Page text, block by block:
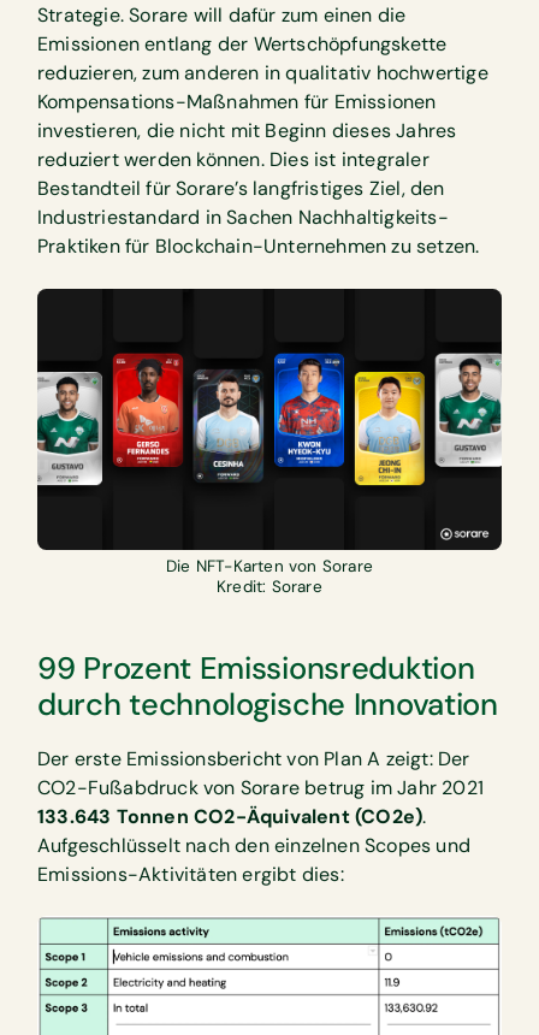
Strategie. Sorare will dafür zum einen die
Emissionen entlang der Wertschöpfungskette
reduzieren, zum anderen in qualitativ hochwertige
Kompensations-Maßnahmen für Emissionen
investieren, die nicht mit Beginn dieses Jahres
reduziert werden können. Dies ist integraler
Bestandteil für Sorare’s langfristiges Ziel, den
Industriestandard in Sachen Nachhaltigkeits-
Praktiken für Blockchain-Unternehmen zu setzen.
Die NFT-Karten von Sorare
Kredit: Sorare
99 Prozent Emissionsreduktion
durch technologische Innovation
Der erste Emissionsbericht von Plan A zeigt: Der
CO2-Fußabdruck von Sorare betrug im Jahr 2021
133.643 Tonnen CO2-Äquivalent (CO2e).
Aufgeschlüsselt nach den einzelnen Scopes und
Emissions-Aktivitäten ergibt dies: